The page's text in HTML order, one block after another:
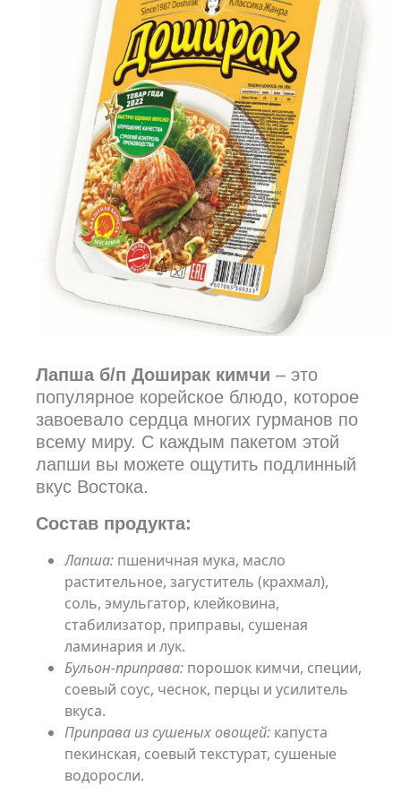
Лапша б/п Доширак кимчи – это
популярное корейское блюдо, которое
завоевало сердца многих гурманов по
всему миру. С каждым пакетом этой
лапши вы можете ощутить подлинный
вкус Востока.
Состав продукта:
Лапша: пшеничная мука, масло
растительное, загуститель (крахмал),
соль, эмульгатор, клейковина,
стабилизатор, приправы, сушеная
ламинария и лук.
Бульон-приправа: порошок кимчи, специи,
соевый соус, чеснок, перцы и усилитель
вкуса.
Приправа из сушеных овощей: капуста
пекинская, соевый текстурат, сушеные
водоросли.